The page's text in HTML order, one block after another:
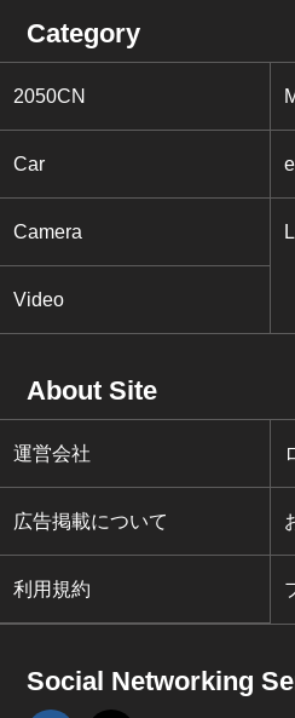
Category
2050CN
Car
Camera
Video
About Site
運営会社
広告掲載について
利用規約
Social Networking